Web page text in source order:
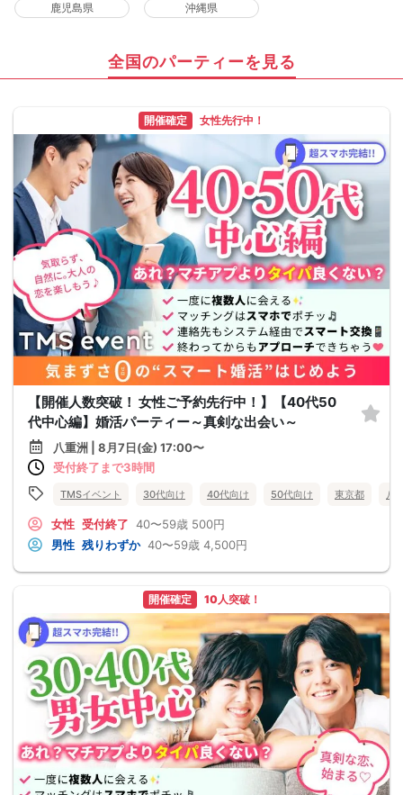
鹿児島県 沖縄県
全国のパーティーを見る
開催確定 女性先行中！
【開催人数突破！ 女性ご予約先行中！】【40代50
代中心編】婚活パーティー～真剣な出会い～
八重洲 | 8月7日(金) 17:00〜
受付終了まで3時間
TMSイベント 30代向け 40代向け 50代向け 東京都 八
女性 受付終了 40〜59歳 500円
男性 残りわずか 40〜59歳 4,500円
開催確定 10人突破！